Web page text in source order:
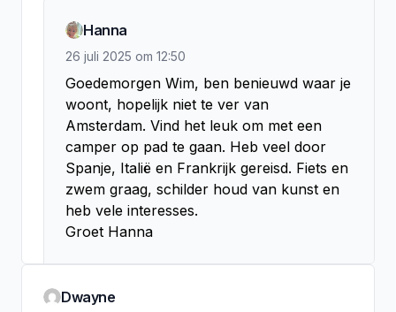
Hanna
26 juli 2025 om 12:50
Goedemorgen Wim, ben benieuwd waar je
woont, hopelijk niet te ver van
Amsterdam. Vind het leuk om met een
camper op pad te gaan. Heb veel door
Spanje, Italië en Frankrijk gereisd. Fiets en
zwem graag, schilder houd van kunst en
heb vele interesses.
Groet Hanna
Dwayne